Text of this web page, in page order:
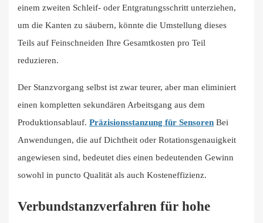
einem zweiten Schleif- oder Entgratungsschritt unterziehen,
um die Kanten zu säubern, könnte die Umstellung dieses
Teils auf Feinschneiden Ihre Gesamtkosten pro Teil
reduzieren.
Der Stanzvorgang selbst ist zwar teurer, aber man eliminiert
einen kompletten sekundären Arbeitsgang aus dem
Produktionsablauf. Präzisionsstanzung für Sensoren Bei
Anwendungen, die auf Dichtheit oder Rotationsgenauigkeit
angewiesen sind, bedeutet dies einen bedeutenden Gewinn
sowohl in puncto Qualität als auch Kosteneffizienz.
Verbundstanzverfahren für hohe